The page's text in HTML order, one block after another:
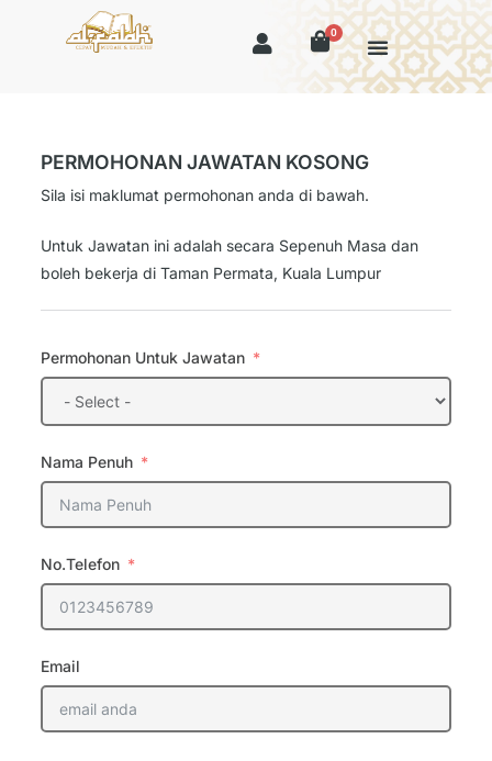
0
PERMOHONAN JAWATAN KOSONG
Sila isi maklumat permohonan anda di bawah.
Untuk Jawatan ini adalah secara Sepenuh Masa dan
boleh bekerja di Taman Permata, Kuala Lumpur
Permohonan Untuk Jawatan
Nama Penuh
No.Telefon
Email